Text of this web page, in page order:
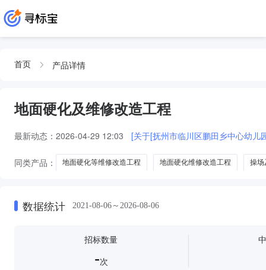
首页 产品详情
地面硬化及维修改造工程
最新动态： 2026-04-29 12:03 [关于[抚州市临川区鹏田乡中心幼儿
同类产品： 地面硬化等维修改造工程 地面硬化维修改造工程 操场
数据统计 2021-08-06～2026-08-06
招标数量
-次